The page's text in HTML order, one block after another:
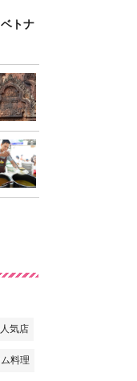
トナ
気店
料理